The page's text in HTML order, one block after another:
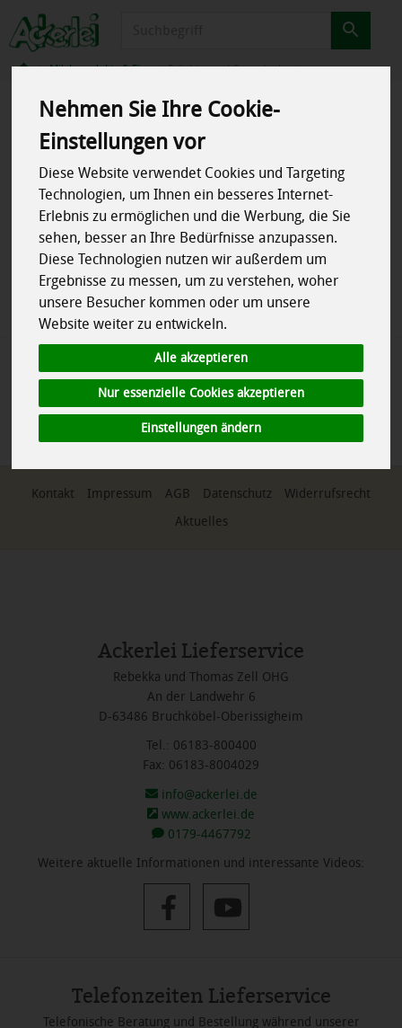
Nehmen Sie Ihre Cookie-
Einstellungen vor
Diese Website verwendet Cookies und Targeting
Technologien, um Ihnen ein besseres Internet-
Erlebnis zu ermöglichen und die Werbung, die Sie
sehen, besser an Ihre Bedürfnisse anzupassen.
Diese Technologien nutzen wir außerdem um
Ergebnisse zu messen, um zu verstehen, woher
unsere Besucher kommen oder um unsere
Website weiter zu entwickeln.
Alle akzeptieren
Nur essenzielle Cookies akzeptieren
Einstellungen ändern
Milchprodukte & Eier Früchte- und Cremejoghurt
Produkte Kühlschrank
Milchprodukte & Eier
Früchte- und Cremejoghurt
Produkt "! Joghurt Mango-Vanille
3,5%" nicht verfügbar.
Das von Ihnen gesuchte Produkt ist leider zur Zeit nicht
verfügbar.
Alle Preise in Euro (€) inkl. gesetzlicher Mehrwertsteuer, zuzüglich
Versandkosten, Pfand und optionaler Servicegebühren. Weitere
Informationen finden Siehier.
Kontakt Impressum AGB Datenschutz
Widerrufsrecht
Aktuelles
Ackerlei Lieferservice
Rebekka und Thomas Zell OHG
An der Landwehr 6
D-63486 Bruchköbel-Oberissigheim
Tel.: 06183-800400
Fax: 06183-8004029
info@ackerlei.de
www.ackerlei.de
0179-4467792
Weitere aktuelle Informationen und interessante Videos:
Telefonzeiten Lieferservice
Telefonische Beratung und Bestellung während unserer